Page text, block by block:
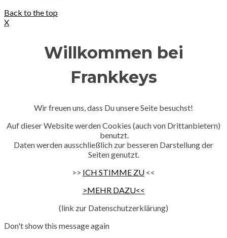
Back to the top
X
Willkommen bei
Frankkeys
Wir freuen uns, dass Du unsere Seite besuchst!
Auf dieser Website werden Cookies (auch von Drittanbietern)
benutzt.
Daten werden ausschließlich zur besseren Darstellung der
Seiten genutzt.
>> ICH STIMME ZU <<
>MEHR DAZU<<
(link zur Datenschutzerklärung)
Don't show this message again